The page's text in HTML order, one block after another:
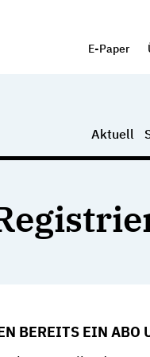
E-Paper
Aktuell
BEREITS EIN ABO